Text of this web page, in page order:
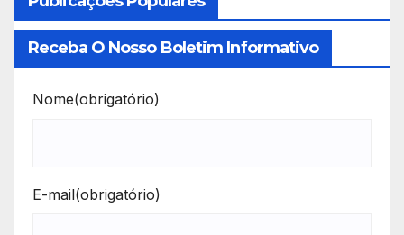
Receba O Nosso Boletim Informativo
Nome(obrigatório)
E-mail(obrigatório)